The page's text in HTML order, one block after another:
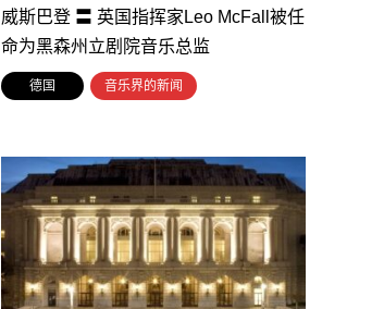
威斯巴登 〓 英国指挥家Leo McFall被任
命为黑森州立剧院音乐总监
德国 音乐界的新闻